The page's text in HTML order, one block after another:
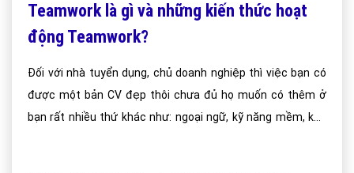
Teamwork là gì và những kiến thức hoạt
động Teamwork?
Đối với nhà tuyển dụng, chủ doanh nghiệp thì việc bạn có
được một bản CV đẹp thôi chưa đủ họ muốn có thêm ở
bạn rất nhiều thứ khác như: ngoại ngữ, kỹ năng mềm, khả